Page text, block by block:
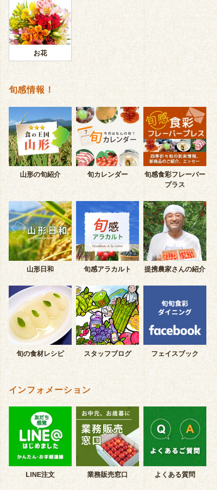
お花
旬感情報！
山形の旬紹介 旬カレンダー
旬感食彩フレーバー
プラス
山形日和 旬感アラカルト 提携農家さんの紹介
旬の食材レシピ スタッフブログ フェイスブック
インフォメーション
LINE注文 業務販売窓口 よくある質問